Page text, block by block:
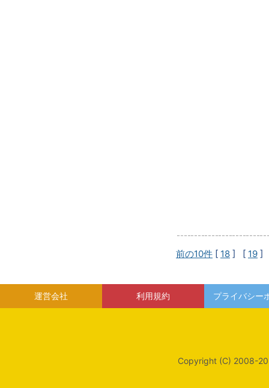
前の10件 [ 18 ] [ 19 ]
運営会社 利用規約 プライバシー
Copyright (C) 2008-